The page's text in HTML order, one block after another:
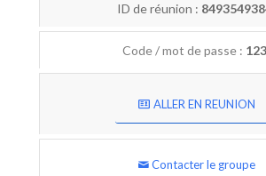
ID de réunion :
Code / mot de passe :
ALLER EN REUNION
Contacter le groupe